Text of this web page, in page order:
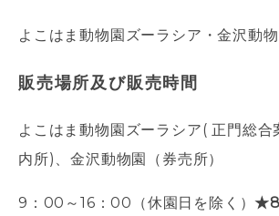
よこはま動物園ズーラシア・金沢動物
販売場所及び販売時間
よこはま動物園ズーラシア( 正門総合
内所)、金沢動物園（券売所）
9：00～16：00（休園日を除く ）★8